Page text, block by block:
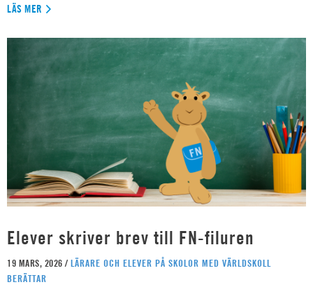
LÄS MER
Elever skriver brev till FN-filuren
19 MARS, 2026 / LÄRARE OCH ELEVER PÅ SKOLOR MED VÄRLDSKOLL
BERÄTTAR